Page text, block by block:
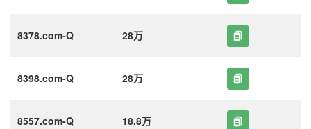
8378.com-Q 28万
8398.com-Q 28万
8557.com-Q 18.8万